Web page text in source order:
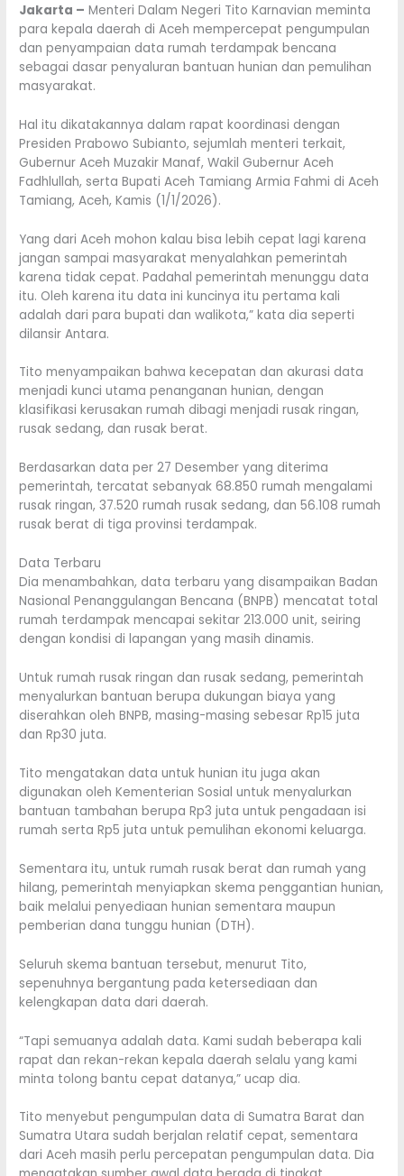
Jakarta – Menteri Dalam Negeri Tito Karnavian meminta
para kepala daerah di Aceh mempercepat pengumpulan
dan penyampaian data rumah terdampak bencana
sebagai dasar penyaluran bantuan hunian dan pemulihan
masyarakat.
Hal itu dikatakannya dalam rapat koordinasi dengan
Presiden Prabowo Subianto, sejumlah menteri terkait,
Gubernur Aceh Muzakir Manaf, Wakil Gubernur Aceh
Fadhlullah, serta Bupati Aceh Tamiang Armia Fahmi di Aceh
Tamiang, Aceh, Kamis (1/1/2026).
Yang dari Aceh mohon kalau bisa lebih cepat lagi karena
jangan sampai masyarakat menyalahkan pemerintah
karena tidak cepat. Padahal pemerintah menunggu data
itu. Oleh karena itu data ini kuncinya itu pertama kali
adalah dari para bupati dan walikota,” kata dia seperti
dilansir Antara.
Tito menyampaikan bahwa kecepatan dan akurasi data
menjadi kunci utama penanganan hunian, dengan
klasifikasi kerusakan rumah dibagi menjadi rusak ringan,
rusak sedang, dan rusak berat.
Berdasarkan data per 27 Desember yang diterima
pemerintah, tercatat sebanyak 68.850 rumah mengalami
rusak ringan, 37.520 rumah rusak sedang, dan 56.108 rumah
rusak berat di tiga provinsi terdampak.
Data Terbaru
Dia menambahkan, data terbaru yang disampaikan Badan
Nasional Penanggulangan Bencana (BNPB) mencatat total
rumah terdampak mencapai sekitar 213.000 unit, seiring
dengan kondisi di lapangan yang masih dinamis.
Untuk rumah rusak ringan dan rusak sedang, pemerintah
menyalurkan bantuan berupa dukungan biaya yang
diserahkan oleh BNPB, masing-masing sebesar Rp15 juta
dan Rp30 juta.
Tito mengatakan data untuk hunian itu juga akan
digunakan oleh Kementerian Sosial untuk menyalurkan
bantuan tambahan berupa Rp3 juta untuk pengadaan isi
rumah serta Rp5 juta untuk pemulihan ekonomi keluarga.
Sementara itu, untuk rumah rusak berat dan rumah yang
hilang, pemerintah menyiapkan skema penggantian hunian,
baik melalui penyediaan hunian sementara maupun
pemberian dana tunggu hunian (DTH).
Seluruh skema bantuan tersebut, menurut Tito,
sepenuhnya bergantung pada ketersediaan dan
kelengkapan data dari daerah.
“Tapi semuanya adalah data. Kami sudah beberapa kali
rapat dan rekan-rekan kepala daerah selalu yang kami
minta tolong bantu cepat datanya,” ucap dia.
Tito menyebut pengumpulan data di Sumatra Barat dan
Sumatra Utara sudah berjalan relatif cepat, sementara
dari Aceh masih perlu percepatan pengumpulan data. Dia